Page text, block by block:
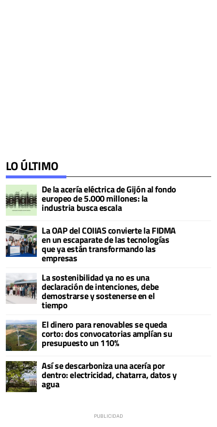
LO ÚLTIMO
De la acería eléctrica de Gijón al fondo
europeo de 5.000 millones: la
industria busca escala
La OAP del COIIAS convierte la FIDMA
en un escaparate de las tecnologías
que ya están transformando las
empresas
La sostenibilidad ya no es una
declaración de intenciones, debe
demostrarse y sostenerse en el
tiempo
El dinero para renovables se queda
corto: dos convocatorias amplían su
presupuesto un 110%
Así se descarboniza una acería por
dentro: electricidad, chatarra, datos y
agua